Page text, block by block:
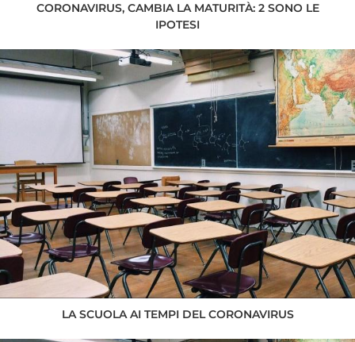
CORONAVIRUS, CAMBIA LA MATURITÀ: 2 SONO LE
IPOTESI
LA SCUOLA AI TEMPI DEL CORONAVIRUS